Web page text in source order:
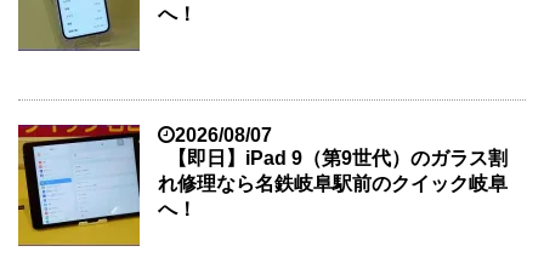
へ！
2026/08/07
【即日】iPad 9（第9世代）のガラス割
れ修理なら名鉄岐阜駅前のクイック岐阜
へ！